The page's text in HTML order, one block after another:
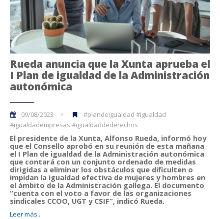
Rueda anuncia que la Xunta aprueba el
I Plan de igualdad de la Administración
autonómica
09/08/2023
#plandeigualdad #igualdad
#igualdadempresas #igualdaddederechos
El presidente de la Xunta, Alfonso Rueda, informó hoy
que el Consello aprobó en su reunión de esta mañana
el I Plan de igualdad de la Administración autonómica
que contará con un conjunto ordenado de medidas
dirigidas a eliminar los obstáculos que dificulten o
impidan la igualdad efectiva de mujeres y hombres en
el ámbito de la Administración gallega. El documento
“cuenta con el voto a favor de las organizaciones
sindicales CCOO, UGT y CSIF”, indicó Rueda.
Leer más...